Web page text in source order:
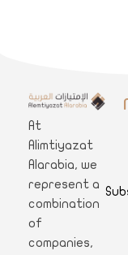
A
limtiyazat Alarabia
At
Alimtiyazat
Alarabia, we
represent a
combination
of
companies,